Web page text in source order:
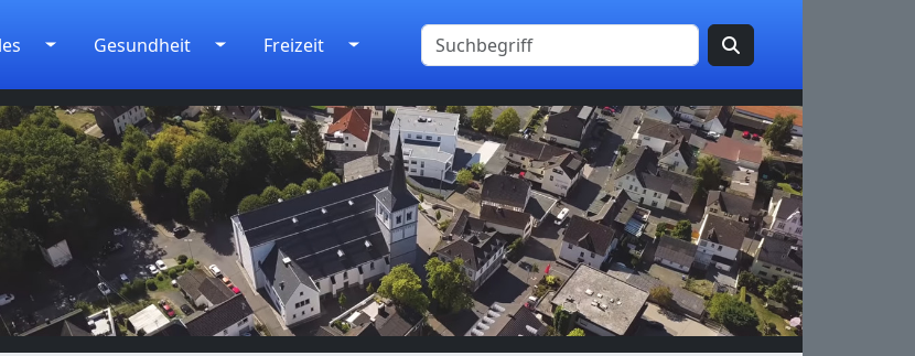
Gesundheit Freizeit